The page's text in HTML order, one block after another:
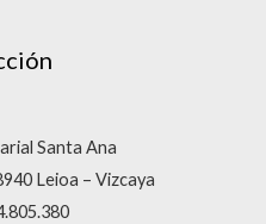
Santa Ana
Leioa – Vizcaya